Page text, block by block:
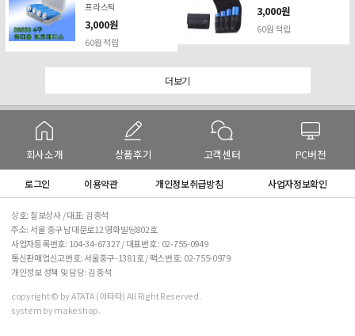
프라스틱
3,000원
60원 적립
3,000원
60원 적립
더보기
회사소개 상품후기 고객센터 PC버전
로그인 이용약관 개인정보취급방침 사업자정보확인
상호: 칠보상사 / 대표: 김종석
주소: 서울 중구 남대문로12 영화빌딩802호
사업자등록번호: 104-34-67327 / 대표번호 : 02-755-0949
통신판매업신고번호: 서울중구-1381호 / 팩스번호: 02-755-0979
개인정보 정책 및 담당: 김종석
copyright © by ATATA (아타타) All Right Reserved.
system by makeshop.